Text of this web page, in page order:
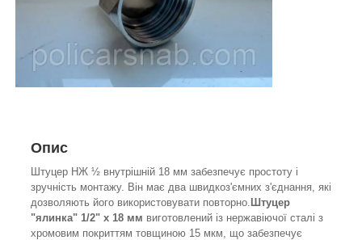
Опис
Штуцер НЖ ½ внутрішній 18 мм забезпечує простоту і
зручність монтажу. Він має два швидкоз'ємних з'єднання, які
дозволяють його використовувати повторно. Штуцер
"ялинка" 1/2" х 18 мм виготовлений із нержавіючої сталі з
хромовим покриттям товщиною 15 мкм, що забезпечує